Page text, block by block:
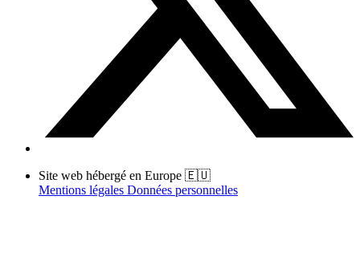
Site web hébergé en Europe 🇪🇺
Mentions légales Données personnelles